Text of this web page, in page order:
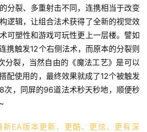
分裂、多重射击不同，连携相当于改变
逻辑，让组合法术获得了全新的视觉效
可塑性和游戏可玩性更上一层楼。譬如
携触发12个右侧法术，而原本的分裂则
分裂，当然自由的《魔法工艺》是可以
配使用的，最终效果就成了12个被触发
次，同屏的96道法术秒天秒地，顺便秒